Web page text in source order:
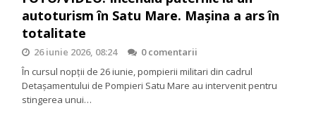
autoturism în Satu Mare. Mașina a ars în
totalitate
26 iunie 2026, 08:24
0 comentarii
În cursul nopții de 26 iunie, pompierii militari din cadrul
Detașamentului de Pompieri Satu Mare au intervenit pentru
stingerea unui…